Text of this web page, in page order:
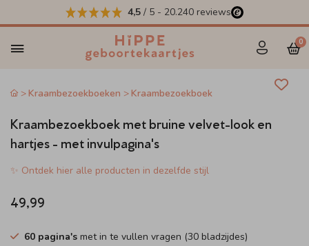
4,5 / 5 - 20.240 reviews
0
Kraambezoekboeken Kraambezoekboek
Kraambezoekboek met bruine velvet-look en
hartjes - met invulpagina's
✨ Ontdek hier alle producten in dezelfde stijl
49,99
60 pagina's met in te vullen vragen (30 bladzijdes)